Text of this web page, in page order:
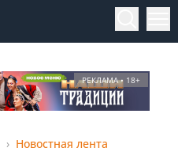
РЕКЛАМА • 18+
Новостная лента